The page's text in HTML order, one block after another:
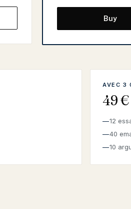
Buy
AVEC 3
49 €
12
40
10